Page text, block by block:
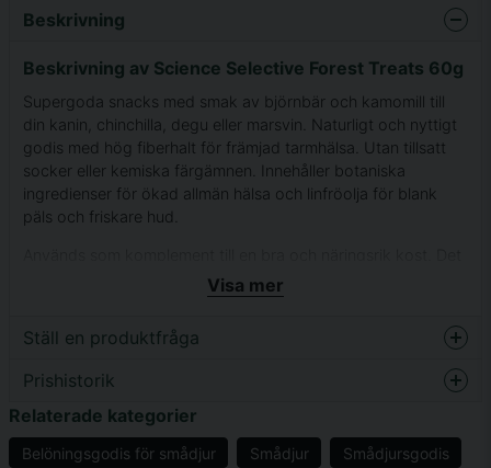
Beskrivning
Beskrivning av Science Selective Forest Treats 60g
Supergoda snacks med smak av björnbär och kamomill till
din kanin, chinchilla, degu eller marsvin.
Naturligt och nyttigt
godis med hög fiberhalt för främjad tarmhälsa. Utan tillsatt
socker eller kemiska färgämnen. Innehåller botaniska
ingredienser för ökad allmän hälsa och linfröolja för blank
päls och friskare hud.
är viktigt att inte byta ut en balanserad kost mot godis.
Visa mer
Ställ en produktfråga
question
Prishistorik
Relaterade kategorier
Belöningsgodis för smådjur Smådjur Smådjursgodis